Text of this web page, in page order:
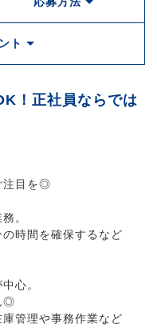
ト
！正社員ならでは
注目を◎
。
時間を確保するなど
心。
◎
管理や事務作業など